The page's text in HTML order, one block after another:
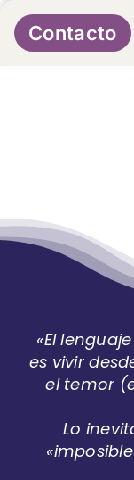
Skip
to
content
Contacto
«El
es vivir
el temor
Lo